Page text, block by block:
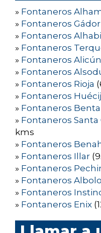
» Fontaneros
» Fontaneros Gádor
» Fontaneros
» Fontaneros
» Fontaneros Alicún
» Fontaneros
» Fontaneros Rioja
» Fontaneros
» Fontaneros
» Fontaneros
kms
» Fontaneros
» Fontaneros Illar
» Fontaneros
» Fontaneros
» Fontaneros
» Fontaneros Enix